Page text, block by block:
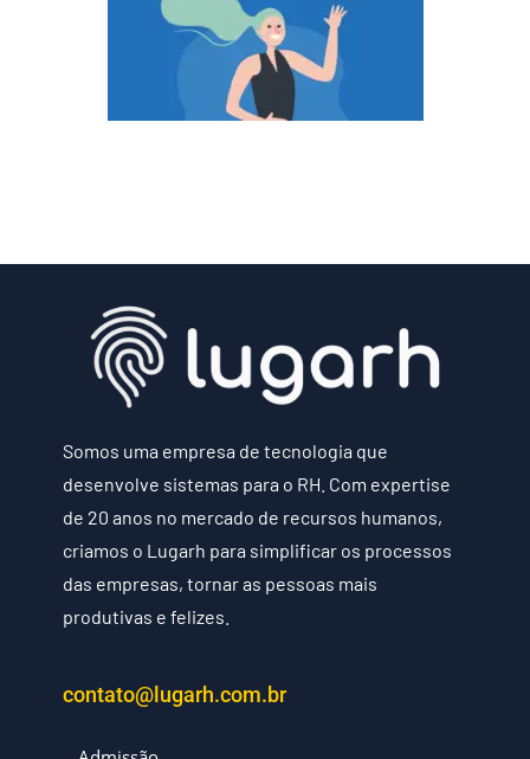
Somos uma empresa de tecnologia que
desenvolve sistemas para o RH. Com expertise
de 20 anos no mercado de recursos humanos,
criamos o Lugarh para simplificar os processos
das empresas, tornar as pessoas mais
produtivas e felizes.
contato@lugarh.com.br